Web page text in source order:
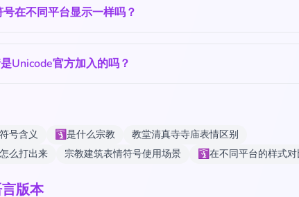
在不同平台显示一样吗？
Unicode官方加入的吗？
号含义 🛐是什么宗教
教堂清真寺寺庙表情区别
么打出来
宗教建筑表情符号使用场景 🛐在不同平台的样式
版本